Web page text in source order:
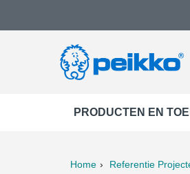
PRODUCTEN EN
Home Referentie